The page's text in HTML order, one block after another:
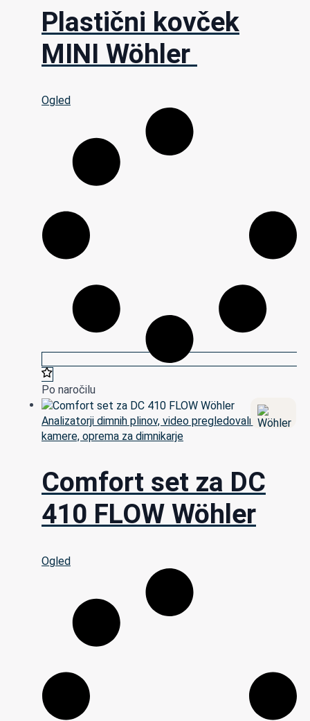
Plastični kovček
MINI Wöhler
Ogled
Po naročilu
Analizatorji dimnih plinov, video pregledovalne
kamere, oprema za dimnikarje
Comfort set za DC
410 FLOW Wöhler
Ogled